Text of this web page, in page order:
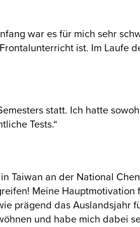
war es für mich sehr
ist. Im Laufe
statt. Ich hatte
Tests.“
Taiwan an der National
Meine Hauptmotivation
prägend das Auslandsjahr
und habe mich dabei